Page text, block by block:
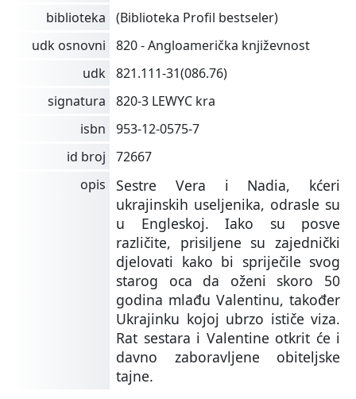
biblioteka
(Biblioteka Profil bestseler)
udk osnovni
820 - Angloamerička književnost
udk 821.111-31(086.76)
signatura
820-3 LEWYC kra
isbn
953-12-0575-7
id broj
72667
opis
Sestre Vera i Nadia, kćeri
ukrajinskih useljenika, odrasle su
u Engleskoj. Iako su posve
različite, prisiljene su zajednički
djelovati kako bi spriječile svog
starog oca da oženi skoro 50
godina mlađu Valentinu, također
Ukrajinku kojoj ubrzo ističe viza.
Rat sestara i Valentine otkrit će i
davno zaboravljene obiteljske
tajne.